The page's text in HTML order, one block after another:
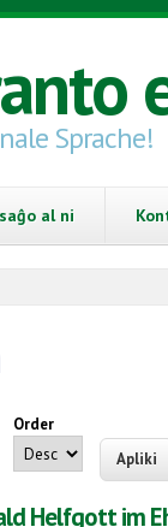
Sprache!
al ni
Order
Helfgott im